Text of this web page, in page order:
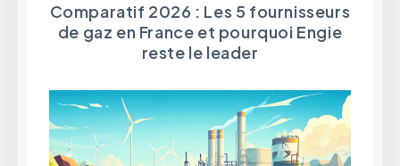
Comparatif 2026 : Les 5 fournisseurs
de gaz en France et pourquoi Engie
reste le leader